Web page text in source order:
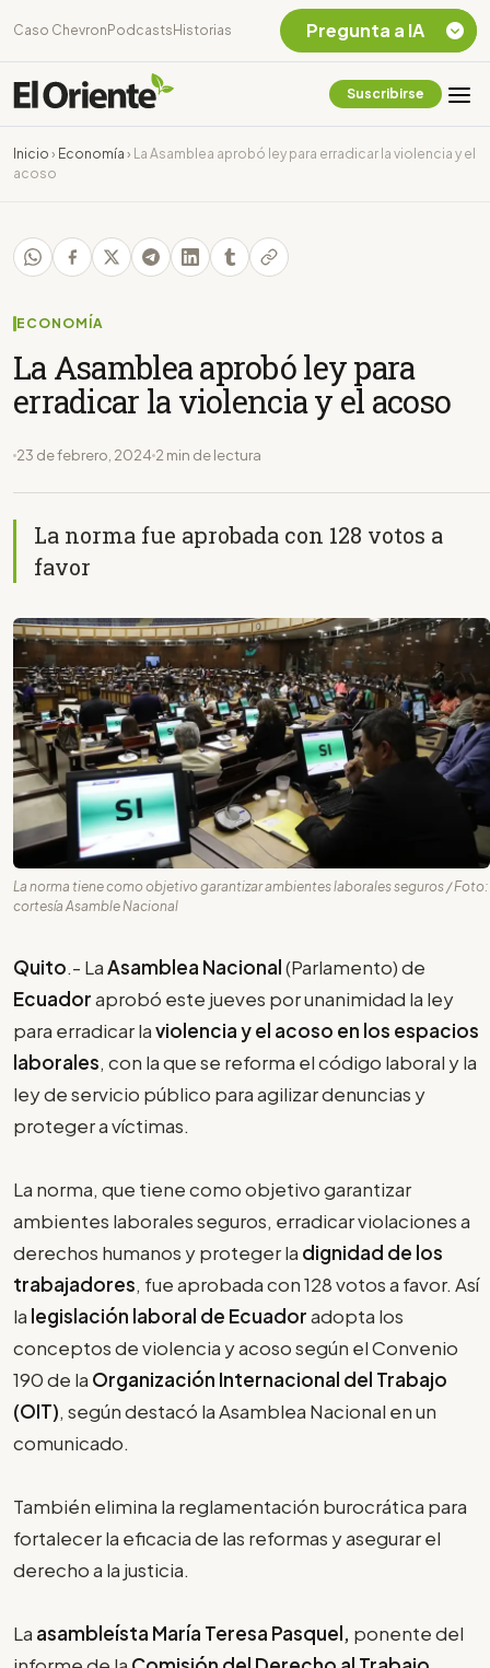
Caso Chevron Podcasts Historias
Suscribirse
Inicio › Economía ›
La Asamblea aprobó ley para erradicar la violencia y el
acoso
ECONOMÍA
La Asamblea aprobó ley para
erradicar la violencia y el acoso
23 de febrero, 2024 2 min de lectura
La norma fue aprobada con 128 votos a
favor
La norma tiene como objetivo garantizar ambientes laborales seguros / Foto:
cortesía Asamble Nacional
Quito.- LaAsamblea Nacional(Parlamento) de
Ecuadoraprobó este jueves por unanimidad la ley
para erradicar laviolencia y el acoso en los espacios
laborales, con la que se reforma el código laboral y la
ley de servicio público para agilizar denuncias y
proteger a víctimas.
La norma, que tiene como objetivo garantizar
ambientes laborales seguros, erradicar violaciones a
derechos humanos y proteger la dignidad de los
trabajadores, fue aprobada con 128 votos a favor. Así
la legislación laboral de Ecuadoradopta los
conceptos de violencia y acoso según el Convenio
190 de la Organización Internacional del Trabajo
(OIT), según destacó la Asamblea Nacional en un
comunicado.
También elimina la reglamentación burocrática para
fortalecer la eficacia de las reformas y asegurar el
derecho a la justicia.
La asambleísta María Teresa Pasquel, ponente del
Pregunta a IA
Chevron Ecuador